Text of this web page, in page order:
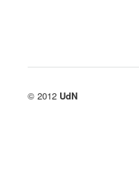
© 2012 UdN